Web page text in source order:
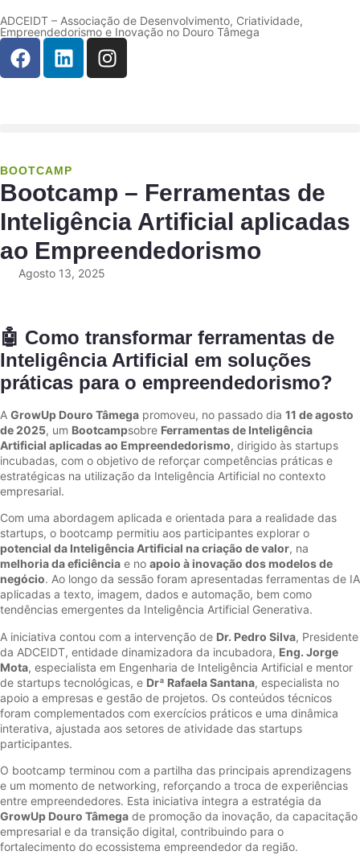
ADCEIDT – Associação de Desenvolvimento, Criatividade,
Empreendedorismo e Inovação no Douro Tâmega
BOOTCAMP
Bootcamp – Ferramentas de
Inteligência Artificial aplicadas
ao Empreendedorismo
Agosto 13, 2025
🤖 Como transformar ferramentas de
Inteligência Artificial em soluções
práticas para o empreendedorismo?
A GrowUp Douro Tâmega promoveu, no passado dia 11 de agosto
de 2025, um Bootcampsobre Ferramentas de Inteligência
Artificial aplicadas ao Empreendedorismo, dirigido às startups
incubadas, com o objetivo de reforçar competências práticas e
estratégicas na utilização da Inteligência Artificial no contexto
empresarial.
Com uma abordagem aplicada e orientada para a realidade das
startups, o bootcamp permitiu aos participantes explorar o
potencial da Inteligência Artificial na criação de valor, na
melhoria da eficiência e no apoio à inovação dos modelos de
negócio. Ao longo da sessão foram apresentadas ferramentas de IA
aplicadas a texto, imagem, dados e automação, bem como
tendências emergentes da Inteligência Artificial Generativa.
A iniciativa contou com a intervenção de Dr. Pedro Silva, Presidente
da ADCEIDT, entidade dinamizadora da incubadora, Eng. Jorge
Mota, especialista em Engenharia de Inteligência Artificial e mentor
de startups tecnológicas, e Drª Rafaela Santana, especialista no
apoio a empresas e gestão de projetos. Os conteúdos técnicos
foram complementados com exercícios práticos e uma dinâmica
interativa, ajustada aos setores de atividade das startups
participantes.
O bootcamp terminou com a partilha das principais aprendizagens
e um momento de networking, reforçando a troca de experiências
entre empreendedores. Esta iniciativa integra a estratégia da
GrowUp Douro Tâmega de promoção da inovação, da capacitação
empresarial e da transição digital, contribuindo para o
fortalecimento do ecossistema empreendedor da região.